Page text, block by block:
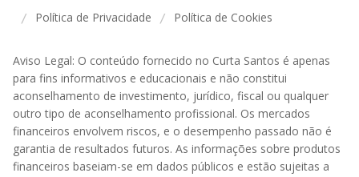
/ Política de Privacidade / Política de Cookies
Aviso Legal: O conteúdo fornecido no Curta Santos é apenas
para fins informativos e educacionais e não constitui
aconselhamento de investimento, jurídico, fiscal ou qualquer
outro tipo de aconselhamento profissional. Os mercados
financeiros envolvem riscos, e o desempenho passado não é
garantia de resultados futuros. As informações sobre produtos
financeiros baseiam-se em dados públicos e estão sujeitas a